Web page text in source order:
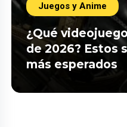
Juegos y Anime
¿Qué
de 2026? Estos
más esperados